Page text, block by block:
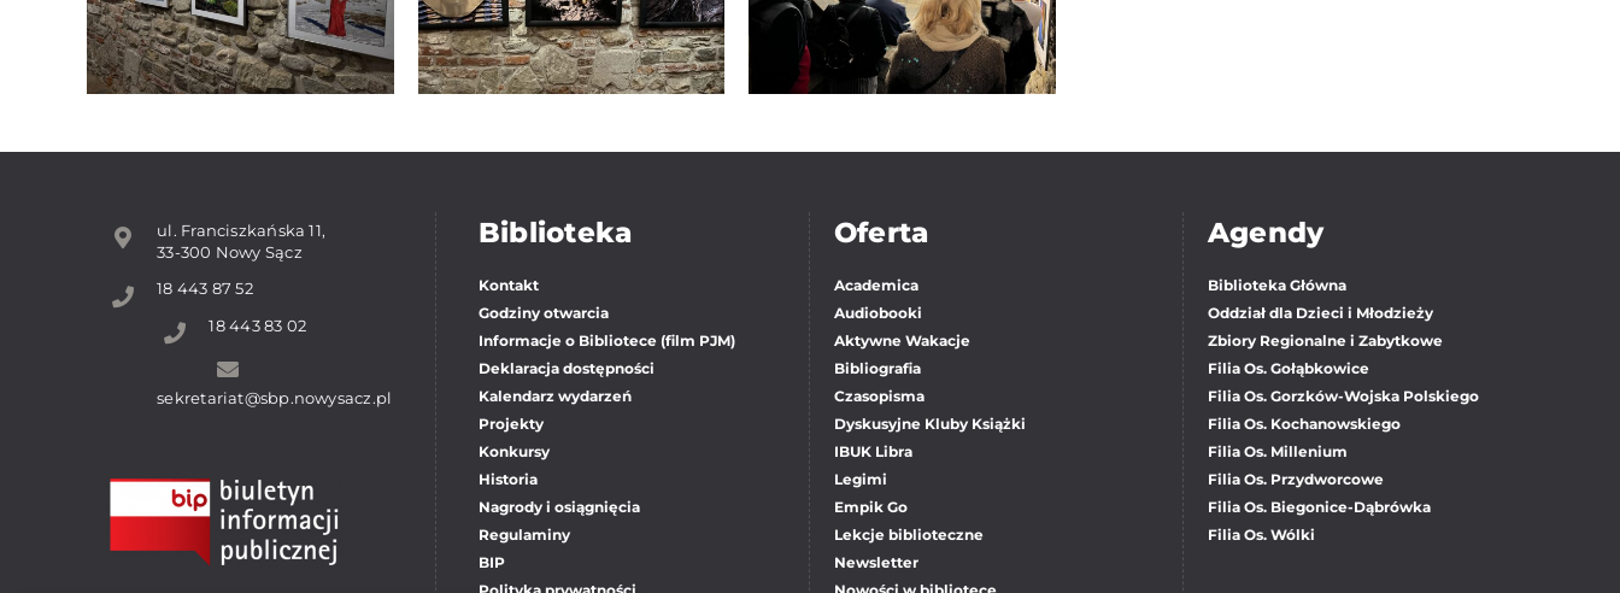
Renaty
Kaczorowskiej
Henryka Janusza
Tomasza Sobczaka
ul. Franciszkańska 11,
33-300 Nowy Sącz
18 443 87 52
18 443 83 02
sekretariat@sbp.nowysacz.pl
Biblioteka
Kontakt
Godziny otwarcia
Informacje o Bibliotece (film PJM)
Deklaracja dostępności
Kalendarz wydarzeń
Projekty
Konkursy
Historia
Nagrody i osiągnięcia
Regulaminy
BIP
Oferta
Academica
Audiobooki
Aktywne Wakacje
Bibliografia
Czasopisma
Dyskusyjne Kluby Książki
IBUK Libra
Legimi
Empik Go
Lekcje biblioteczne
Newsletter
Agendy
Biblioteka Główna
Oddział dla Dzieci i Młodzieży
Zbiory Regionalne i Zabytkowe
Filia Os. Gołąbkowice
Filia Os. Gorzków-Wojska Polskiego
Filia Os. Kochanowskiego
Filia Os. Millenium
Filia Os. Przydworcowe
Filia Os. Biegonice-Dąbrówka
Filia Os. Wólki